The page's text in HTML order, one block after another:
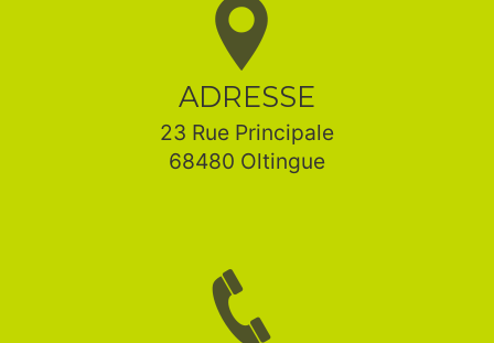
ADRESSE
23 Rue Principale
68480 Oltingue